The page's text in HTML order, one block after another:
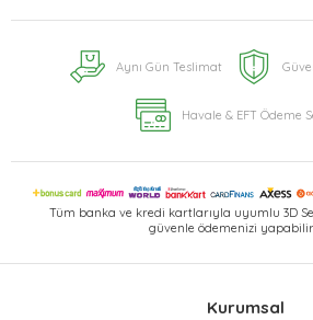
Aynı Gün Teslimat
Havale & EFT Ödeme
Tüm banka ve kredi kartlarıyla uyumlu 3D
güvenle ödemenizi
Kurumsal